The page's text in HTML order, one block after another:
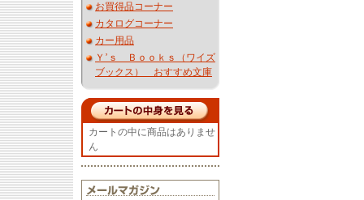
お買得品コーナー
カタログコーナー
カー用品
Ｙ’ｓ Ｂｏｏｋｓ（ワイズ
ブックス） おすすめ文庫
カートの中に商品はありませ
ん